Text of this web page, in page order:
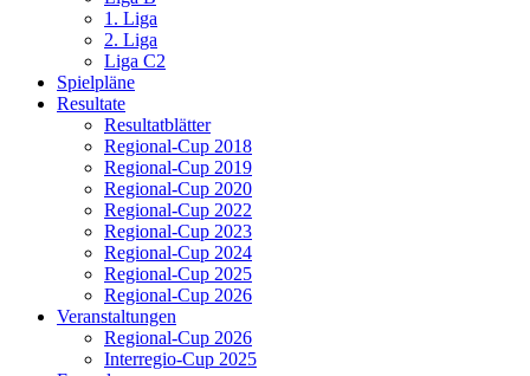
1. Liga
2. Liga
Liga C2
Spielpläne
Resultate
Resultatblätter
Regional-Cup 2018
Regional-Cup 2019
Regional-Cup 2020
Regional-Cup 2022
Regional-Cup 2023
Regional-Cup 2024
Regional-Cup 2025
Regional-Cup 2026
Veranstaltungen
Regional-Cup 2026
Interregio-Cup 2025